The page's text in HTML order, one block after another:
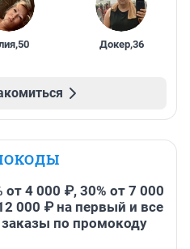
,50 Докер,36
от 4 000 ₽, 30% от 7 000
000 ₽ на первый и все
по промокоду